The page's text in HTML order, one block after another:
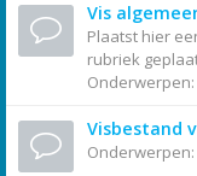
Vis
Plaatst hier
rubriek
Onderwerpen:
Visbestand
Onderwerpen: